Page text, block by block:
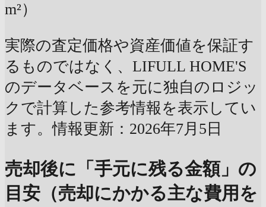
m²）
実際の査定価格や資産価値を保証す
るものではなく、LIFULL HOME'S
のデータベースを元に独自のロジッ
クで計算した参考情報を表示してい
ます。情報更新：2026年7月5日
売却後に「手元に残る金額」の
目安（売却にかかる主な費用を